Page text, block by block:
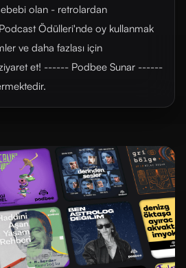
olan - retrolardan
Ödülleri'nde oy kullanmak
ve daha fazlası için
et! ------ Podbee Sunar ------